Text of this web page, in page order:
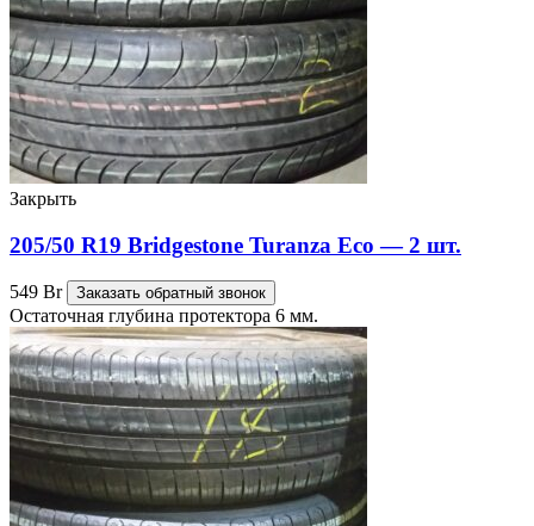
Закрыть
205/50 R19 Bridgestone Turanza Eco — 2 шт.
549 Br Заказать обратный звонок
Остаточная глубина протектора 6 мм.